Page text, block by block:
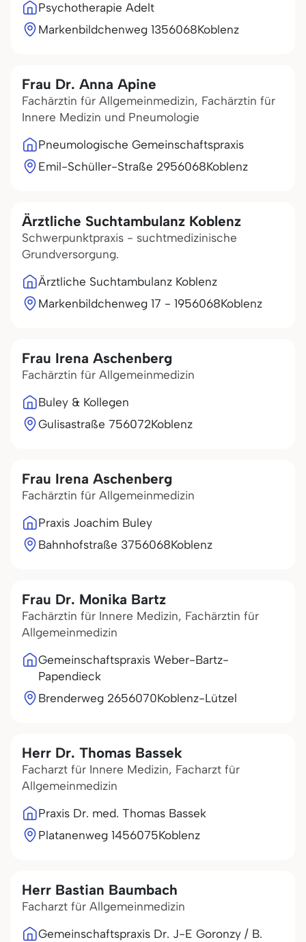
Psychotherapie Adelt
Markenbildchenweg 1356068Koblenz
Frau Dr. Anna Apine
Fachärztin für Allgemeinmedizin, Fachärztin für
Innere Medizin und Pneumologie
Pneumologische Gemeinschaftspraxis
Emil-Schüller-Straße 2956068Koblenz
Ärztliche Suchtambulanz Koblenz
Schwerpunktpraxis - suchtmedizinische
Grundversorgung.
Ärztliche Suchtambulanz Koblenz
Markenbildchenweg 17 - 1956068Koblenz
Frau Irena Aschenberg
Fachärztin für Allgemeinmedizin
Buley & Kollegen
Gulisastraße 756072Koblenz
Frau Irena Aschenberg
Fachärztin für Allgemeinmedizin
Praxis Joachim Buley
Bahnhofstraße 3756068Koblenz
Frau Dr. Monika Bartz
Fachärztin für Innere Medizin, Fachärztin für
Allgemeinmedizin
Gemeinschaftspraxis Weber-Bartz-
Papendieck
Brenderweg 2656070Koblenz-Lützel
Herr Dr. Thomas Bassek
Facharzt für Innere Medizin, Facharzt für
Allgemeinmedizin
Praxis Dr. med. Thomas Bassek
Platanenweg 1456075Koblenz
Herr Bastian Baumbach
Facharzt für Allgemeinmedizin
Gemeinschaftspraxis Dr. J-E Goronzy / B.